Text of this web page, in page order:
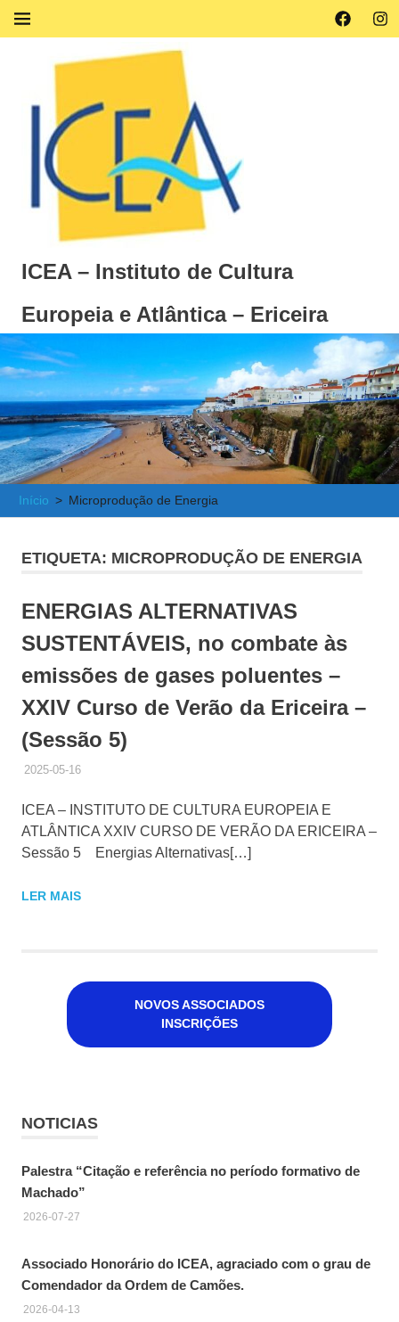
Skip
Facebook
MENU
ICEA – Instituto de Cultura
Europeia e Atlântica – Ericeira
Instituto
de
Cultura
Europeia
e
Atlântica
Início Microprodução de Energia
ETIQUETA: MICROPRODUÇÃO DE ENERGIA
ENERGIAS ALTERNATIVAS
SUSTENTÁVEIS, no combate às
emissões de gases poluentes –
XXIV Curso de Verão da Ericeira –
(Sessão 5)
2025-05-16ADMINISTRADOR
HISTÓRICO DE ACTIVIDADES
ICEA – INSTITUTO DE CULTURA EUROPEIA E
ATLÂNTICA XXIV CURSO DE VERÃO DA ERICEIRA –
Sessão 5 Energias Alternativas[…]
LER MAIS
NOVOS ASSOCIADOS
INSCRIÇÕES
NOTICIAS
Palestra “Citação e referência no período formativo de
Machado”
2026-07-27
Associado Honorário do ICEA, agraciado com o grau de
Comendador da Ordem de Camões.
2026-04-13